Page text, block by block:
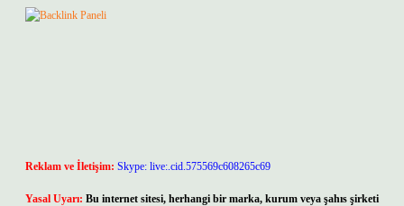
Reklam ve İletişim: Skype: live:.cid.575569c608265c69
Yasal Uyarı: Bu internet sitesi, herhangi bir marka, kurum veya şahıs şirketi